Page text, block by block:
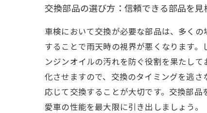
交換部品の選び方：信頼できる部品を
車検において交換が必要な部品は、多く
することで雨天時の視界が悪くなります
ンジンオイルの汚れを防ぐ役割を果たし
化させますので、交換のタイミングを逃
応じて交換することが大切です。交換部
愛車の性能を最大限に引き出しましょう。